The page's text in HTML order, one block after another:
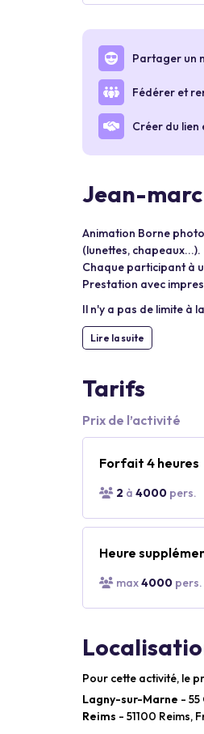
Partager un
Fédérer et
Créer du
Jean-
Animation Borne
(lunettes, chapeaux...).
Chaque participant à
Prestation avec
Il n'y a pas de limite à
Lire la suite
Tarifs
Prix de l’activité
Forfait 4 heures
2 à 4000 pers.
Heure
max4000 pers.
Pour cette activité, le
Lagny-sur-Marne -
Reims - 51100 Reims,